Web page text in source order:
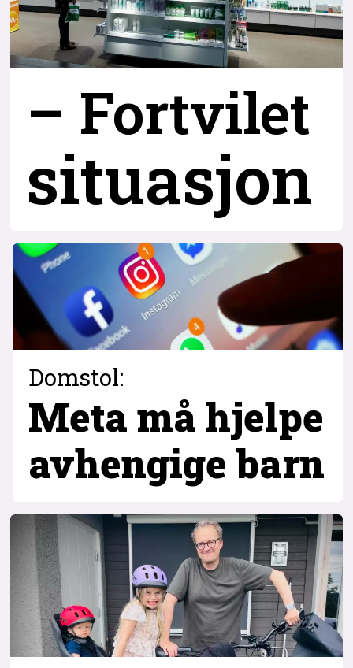
– Fortvilet
situasjon
Domstol:
Meta må hjelpe
avhengige barn